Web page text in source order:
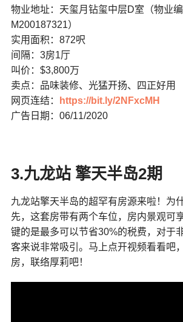
物业地址：天玺月钻玺中层D室（物业编
M200187321）
实用面积：872呎
间隔：3房1厅
叫价：$3,800万
卖点：品味装修、光猛开扬、四正好用
网页连结：
https://bit.ly/2NFxcMH
广告日期：06/11/2020
3.九龙站 擎天半岛2期
九龙站擎天半岛的超罕有房源来啦！为
先，这套房带有两个车位，房内景观可
键的是最多可以节省30%的税费，对于
客来说非常吸引。马上点开视频看看吧
房，联络厚莉吧！